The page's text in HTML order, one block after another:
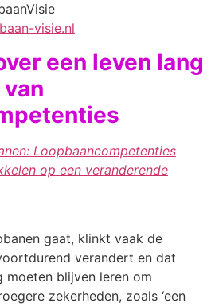
visie.nl
een leven lang
Loopbaancompetenties
op een veranderende
gaat, klinkt vaak de
verandert en dat
moeten blijven leren om
zekerheden, zoals ‘een